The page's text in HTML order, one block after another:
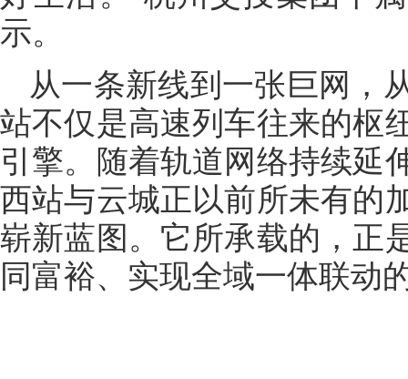
示。
从一条新线到一张巨网，
站不仅是高速列车往来的枢
引擎。随着轨道网络持续延
西站与云城正以前所未有的
崭新蓝图。它所承载的，正
同富裕、实现全域一体联动